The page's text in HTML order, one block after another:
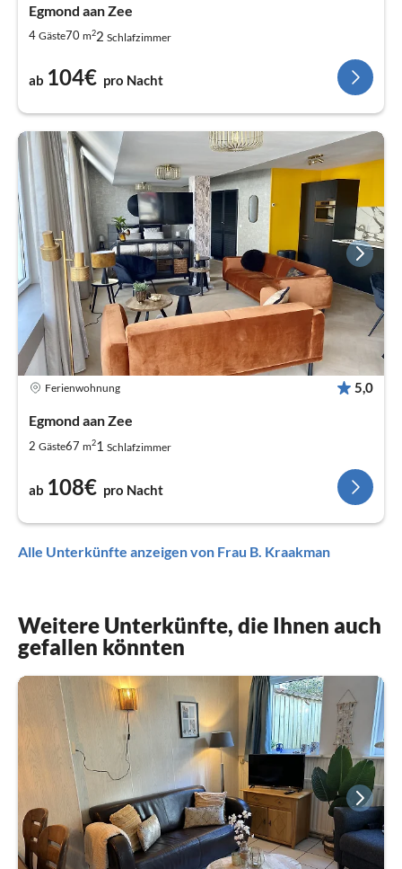
Egmond aan Zee
4 Gäste70 m22 Schlafzimmer
ab 104€ pro Nacht
Ferienwohnung 5,0
Egmond aan Zee
2 Gäste67 m21 Schlafzimmer
ab 108€ pro Nacht
Alle Unterkünfte anzeigen von Frau B. Kraakman
Weitere Unterkünfte, die Ihnen auch
gefallen könnten